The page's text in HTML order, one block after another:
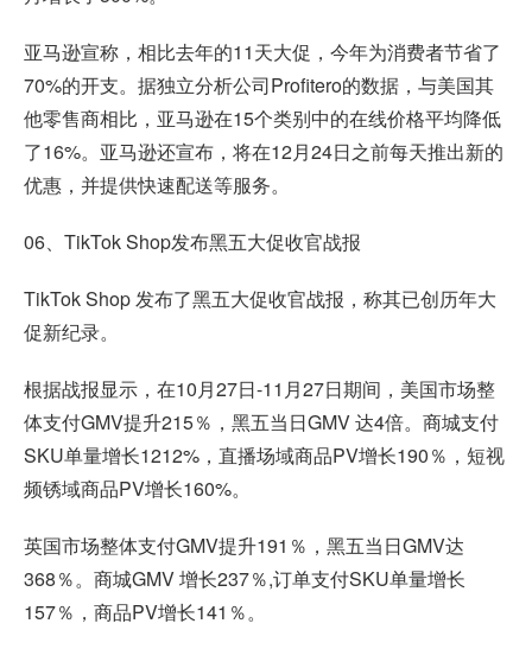
亚马逊宣称，相比去年的11天大促，今年为消费者节省了
70%的开支。据独立分析公司Profitero的数据，与美国其
他零售商相比，亚马逊在15个类别中的在线价格平均降低
了16%。亚马逊还宣布，将在12月24日之前每天推出新的
优惠，并提供快速配送等服务。
06、TikTok Shop发布黑五大促收官战报
TikTok Shop 发布了黑五大促收官战报，称其已创历年大
促新纪录。
根据战报显示，在10月27日-11月27日期间，美国市场整
体支付GMV提升215％，黑五当日GMV 达4倍。商城支付
SKU单量增长1212%，直播场域商品PV增长190％，短视
频锈域商品PV增长160%。
英国市场整体支付GMV提升191％，黑五当日GMV达
368％。商城GMV 增长237％,订单支付SKU单量增长
157％，商品PV增长141％。